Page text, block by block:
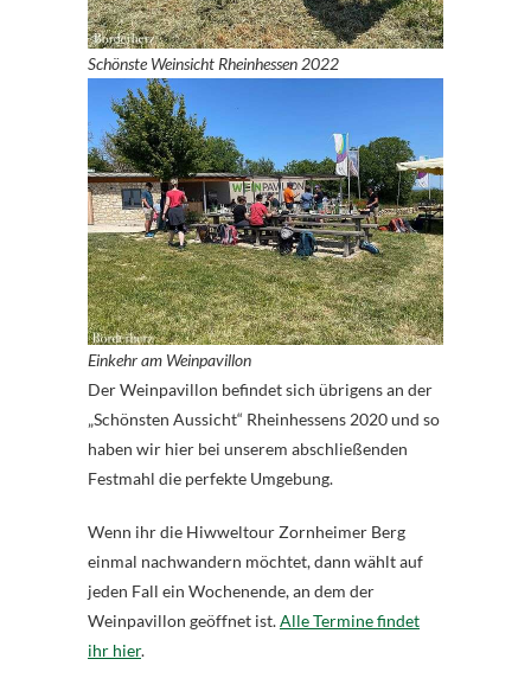
Schönste Weinsicht Rheinhessen 2022
Einkehr am Weinpavillon
Der Weinpavillon befindet sich übrigens an der
„Schönsten Aussicht“ Rheinhessens 2020 und so
haben wir hier bei unserem abschließenden
Festmahl die perfekte Umgebung.
Wenn ihr die Hiwweltour Zornheimer Berg
einmal nachwandern möchtet, dann wählt auf
jeden Fall ein Wochenende, an dem der
Weinpavillon geöffnet ist.Alle Termine findet
ihr hier.